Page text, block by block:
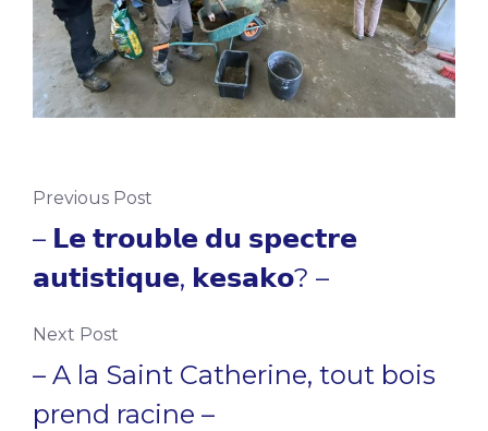
Previous Post
– 𝗟𝗲 𝘁𝗿𝗼𝘂𝗯𝗹𝗲 𝗱𝘂 𝘀𝗽𝗲𝗰𝘁𝗿𝗲
𝗮𝘂𝘁𝗶𝘀𝘁𝗶𝗾𝘂𝗲, 𝗸𝗲𝘀𝗮𝗸𝗼? –
Next Post
– A la Saint Catherine, tout bois
prend racine –